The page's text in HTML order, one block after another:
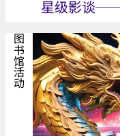
星级影谈
图书馆活动